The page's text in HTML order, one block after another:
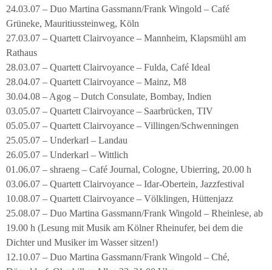
24.03.07 – Duo Martina Gassmann/Frank Wingold – Café
Grüneke, Mauritiussteinweg, Köln
27.03.07 – Quartett Clairvoyance – Mannheim, Klapsmühl am
Rathaus
28.03.07 – Quartett Clairvoyance – Fulda, Café Ideal
28.04.07 – Quartett Clairvoyance – Mainz, M8
30.04.08 – Agog – Dutch Consulate, Bombay, Indien
03.05.07 – Quartett Clairvoyance – Saarbrücken, TIV
05.05.07 – Quartett Clairvoyance – Villingen/Schwenningen
25.05.07 – Underkarl – Landau
26.05.07 – Underkarl – Wittlich
01.06.07 – shraeng – Café Journal, Cologne, Ubierring, 20.00 h
03.06.07 – Quartett Clairvoyance – Idar-Obertein, Jazzfestival
10.08.07 – Quartett Clairvoyance – Völklingen, Hüttenjazz
25.08.07 – Duo Martina Gassmann/Frank Wingold – Rheinlese, ab
19.00 h (Lesung mit Musik am Kölner Rheinufer, bei dem die
Dichter und Musiker im Wasser sitzen!)
12.10.07 – Duo Martina Gassmann/Frank Wingold – Ché,